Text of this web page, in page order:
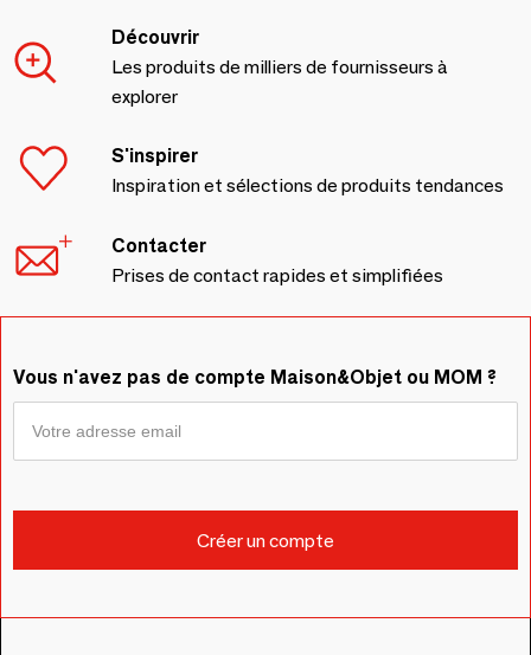
Découvrir
Les produits de milliers de fournisseurs à
explorer
S'inspirer
Inspiration et sélections de produits tendances
Contacter
Prises de contact rapides et simplifiées
Vous n'avez pas de compte Maison&Objet ou MOM ?